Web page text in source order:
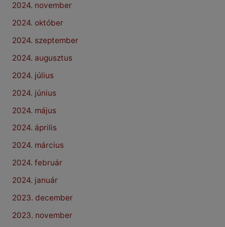
2024. november
2024. október
2024. szeptember
2024. augusztus
2024. július
2024. június
2024. május
2024. április
2024. március
2024. február
2024. január
2023. december
2023. november